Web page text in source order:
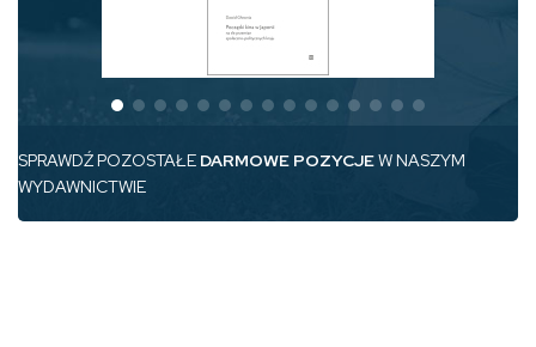
SPRAWDŹ POZOSTAŁE DARMOWE POZYCJEW NASZYM
WYDAWNICTWIE